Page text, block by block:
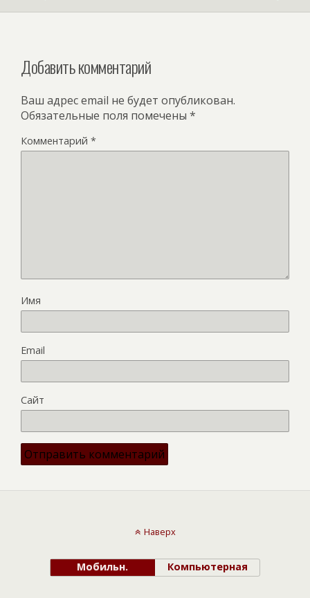
Добавить комментарий
Ваш адрес email не будет опубликован.
Обязательные поля помечены *
Комментарий *
Имя
Email
Сайт
Наверх
Мобильн. Компьютерная